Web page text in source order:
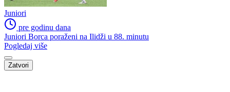
Juniori
pre godinu dana
Juniori Borca poraženi na Ilidži u 88. minutu
Pogledaj više
Zatvori